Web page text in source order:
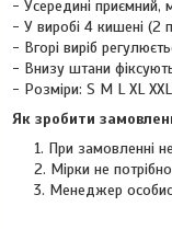
- Усередині приємний,
- У виробі 4 кишені (2
- Вгорі виріб
- Внизу штани
- Розміри: S M L XL
Як зробити
При замовленні
Мірки не
Менеджер